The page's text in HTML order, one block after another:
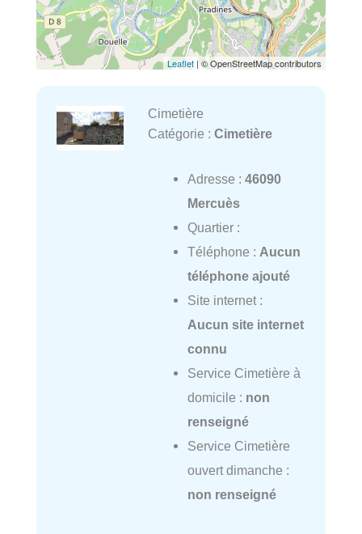
Leaflet | © OpenStreetMap contributors
Cimetière
Catégorie : Cimetière
Adresse : 46090
Mercuès
Quartier :
Téléphone : Aucun
téléphone ajouté
Site internet :
Aucun site internet
connu
Service Cimetière à
domicile : non
renseigné
Service Cimetière
ouvert dimanche :
non renseigné